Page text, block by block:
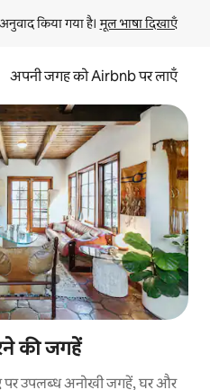
किया गया है। मूल भाषा दिखाएँ
अपनी जगह को Airbnb पर लाएँ
की जगहें
पर उपलब्ध अनोखी जगहें, घर और